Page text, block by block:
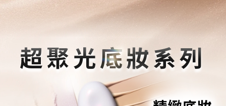
超聚光底妝系列